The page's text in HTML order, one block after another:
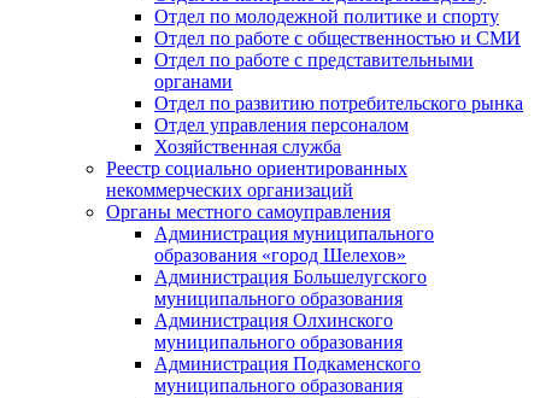
Отдел по молодежной политике и спорту
Отдел по работе с общественностью и СМИ
Отдел по работе с представительными
органами
Отдел по развитию потребительского рынка
Отдел управления персоналом
Хозяйственная служба
Реестр социально ориентированных
некоммерческих организаций
Органы местного самоуправления
Администрация муниципального
образования «город Шелехов»
Администрация Большелугского
муниципального образования
Администрация Олхинского
муниципального образования
Администрация Подкаменского
муниципального образования